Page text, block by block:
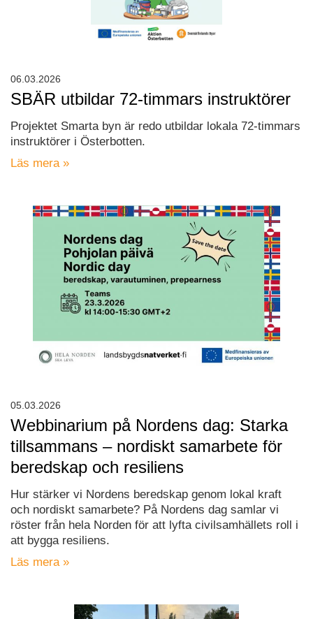
SBÄR utbildar 72-timmars instruktörer
Projektet Smarta byn är redo utbildar lokala 72-timmars
instruktörer i Österbotten.
Läs mera »
06.03.2026
Webbinarium på Nordens dag: Starka
tillsammans – nordiskt samarbete för
beredskap och resiliens
Hur stärker vi Nordens beredskap genom lokal kraft
och nordiskt samarbete? På Nordens dag samlar vi
röster från hela Norden för att lyfta civilsamhällets roll i
att bygga resiliens.
Läs mera »
05.03.2026